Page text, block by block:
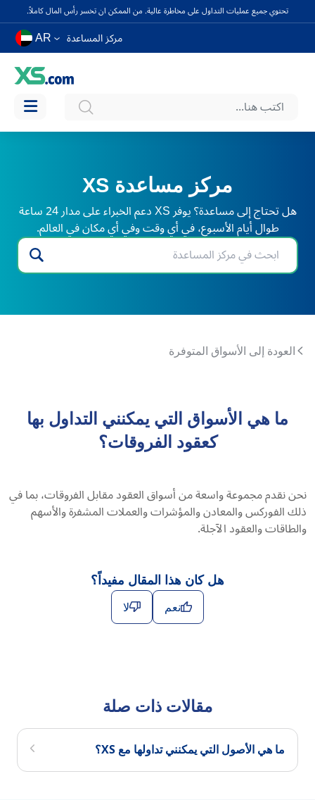
تحتوي جميع عمليات التداول على مخاطرة عالية. من الممكن ان تخسر رأس المال كاملاً.
مركز المساعدة AR
مركز مساعدة XS
هل تحتاج إلى مساعدة؟ يوفر XS دعم الخبراء على مدار 24 ساعة
طوال أيام الأسبوع، في أي وقت وفي أي مكان في العالم.
العودة إلى الأسواق المتوفرة
ما هي الأسواق التي يمكنني التداول بها
كعقود الفروقات؟
نحن نقدم مجموعة واسعة من أسواق العقود مقابل الفروقات، بما في
ذلك الفوركس والمعادن والمؤشرات والعملات المشفرة والأسهم
والطاقات والعقود الآجلة.
هل كان هذا المقال مفيداً؟
نعم لا
مقالات ذات صلة
ما هي الأصول التي يمكنني تداولها مع XS؟